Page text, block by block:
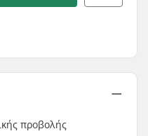
προβολής